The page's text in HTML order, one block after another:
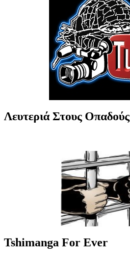
Λευτεριά Στους Οπαδούς
Tshimanga For Ever